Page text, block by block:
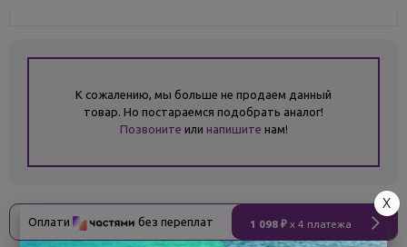
К сожалению, мы больше не продаем данный
товар. Но постараемся подобрать аналог!
Позвоните или напишите нам!
Оплати без переплат 1 098 ₽ x 4 платежа
X